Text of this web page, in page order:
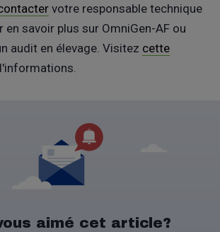
votre responsable technique
en savoir plus sur OmniGen-AF ou
audit en élevage. Visitez cette
aimé cet article?